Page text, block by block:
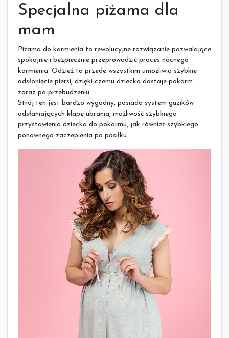
Specjalna piżama dla
mam
Piżama do karmienia to rewolucyjne rozwiązanie pozwalające
spokojnie i bezpiecznie przeprowadzić proces nocnego
karmienia. Odzież ta przede wszystkim umożliwia szybkie
odsłonięcie piersi, dzięki czemu dziecko dostaje pokarm
zaraz po przebudzeniu.
Strój ten jest bardzo wygodny, posiada system guzików
odsłaniających klapę ubrania, możliwość szybkiego
przystawienia dziecka do pokarmu, jak również szybkiego
ponownego zaczepienia po posiłku.